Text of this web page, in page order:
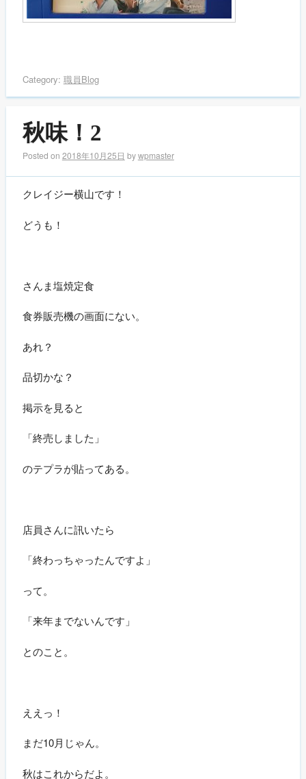
Category: 職員Blog
秋味！2
Posted on 2018年10月25日 bywpmaster
クレイジー横山です！
どうも！
さんま塩焼定食
食券販売機の画面にない。
あれ？
品切かな？
掲示を見ると
「終売しました」
のテプラが貼ってある。
店員さんに訊いたら
「終わっちゃったんですよ」
って。
「来年までないんです」
とのこと。
ええっ！
まだ10月じゃん。
秋はこれからだよ。